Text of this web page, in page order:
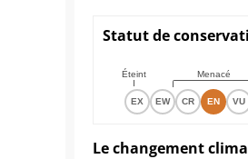
Statut de
Éteint Menacé
EX EW CR EN VU
Le changement